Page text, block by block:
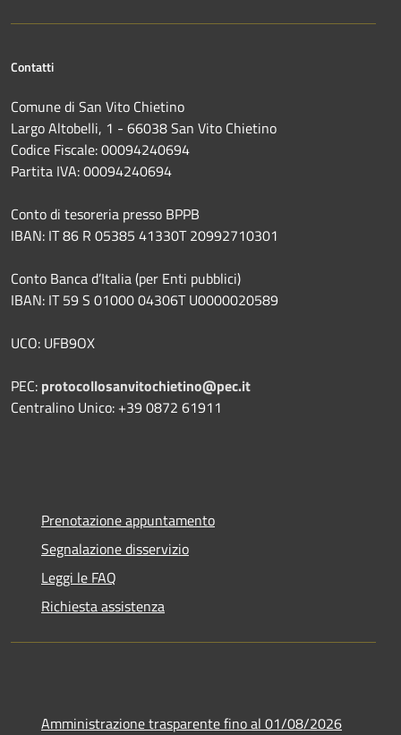
Contatti
Comune di San Vito Chietino
Largo Altobelli, 1 - 66038 San Vito Chietino
Codice Fiscale: 00094240694
Partita IVA: 00094240694
Conto di tesoreria presso BPPB
IBAN: IT 86 R 05385 41330T 20992710301
Conto Banca d’Italia (per Enti pubblici)
IBAN: IT 59 S 01000 04306T U0000020589
UCO: UFB9OX
PEC: protocollosanvitochietino@pec.it
Centralino Unico: +39 0872 61911
Prenotazione appuntamento
Segnalazione disservizio
Leggi le FAQ
Richiesta assistenza
Amministrazione trasparente fino al 01/08/2026